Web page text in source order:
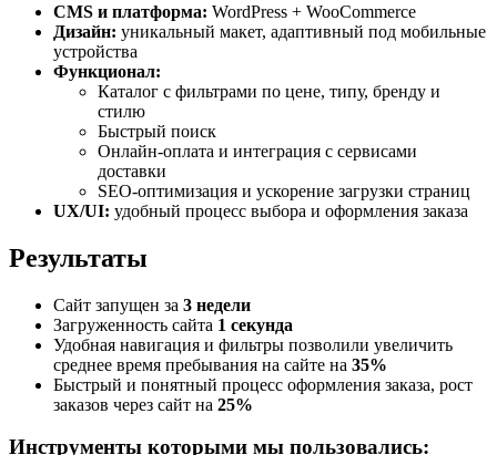
CMS и платформа: WordPress + WooCommerce
Дизайн: уникальный макет, адаптивный под мобильные
устройства
Функционал:
Каталог с фильтрами по цене, типу, бренду и
стилю
Быстрый поиск
Онлайн-оплата и интеграция с сервисами
доставки
SEO-оптимизация и ускорение загрузки страниц
UX/UI: удобный процесс выбора и оформления заказа
Результаты
Сайт запущен за 3 недели
Загруженность сайта 1 секунда
Удобная навигация и фильтры позволили увеличить
среднее время пребывания на сайте на 35%
Быстрый и понятный процесс оформления заказа, рост
заказов через сайт на 25%
Инструменты которыми мы пользовались: